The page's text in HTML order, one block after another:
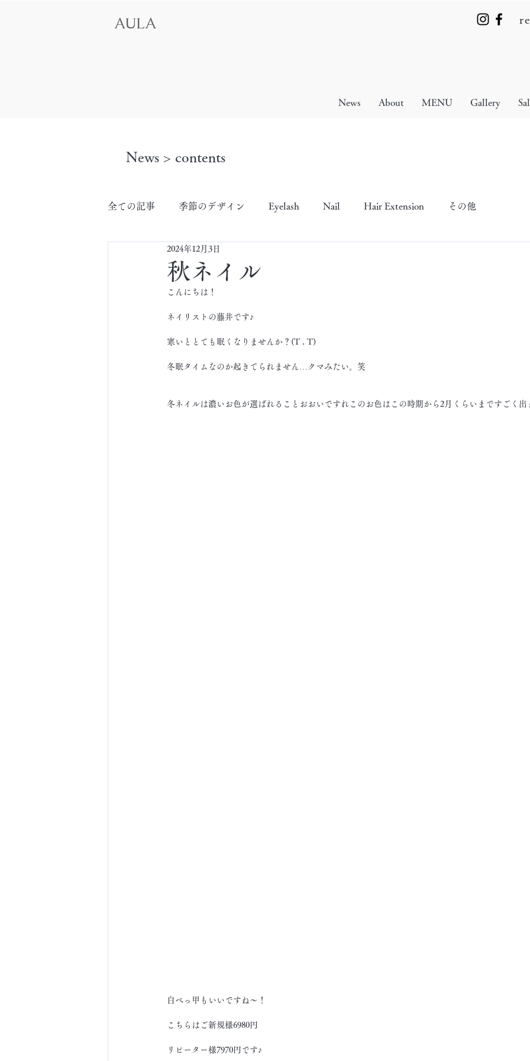
AULA
News About MENU Gallery
News > contents
全ての記事 季節のデザイン Eyelash Nail Hair Extension その他
秋ネイル
2024年12月3日
こんにちは！
ネイリストの藤井です♪
寒いととても眠くなりませんか？(T . T)
冬眠タイムなのか起きてられません…クマみたい。笑
冬ネイルは濃いお色が選ばれることおおいですれこのお色はこの時期から2月くらいまですごく出
白べっ甲もいいですね～！
こちらはご新規様6980円
リピーター様7970円です♪